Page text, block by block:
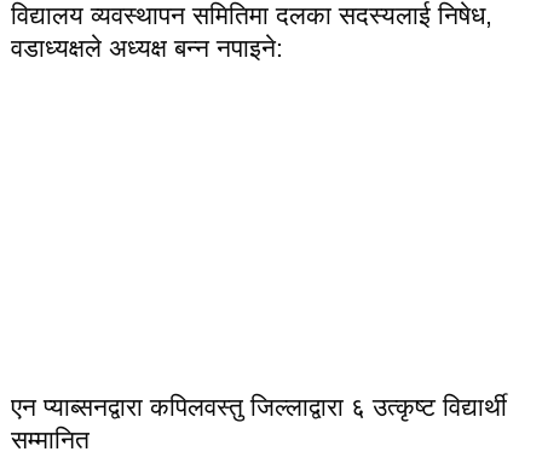
विद्यालय व्यवस्थापन समितिमा दलका सदस्यलाई निषेध,
वडाध्यक्षले अध्यक्ष बन्न नपाइने:
एन प्याब्सनद्वारा कपिलवस्तु जिल्लाद्वारा ६ उत्कृष्ट विद्यार्थी
सम्मानित